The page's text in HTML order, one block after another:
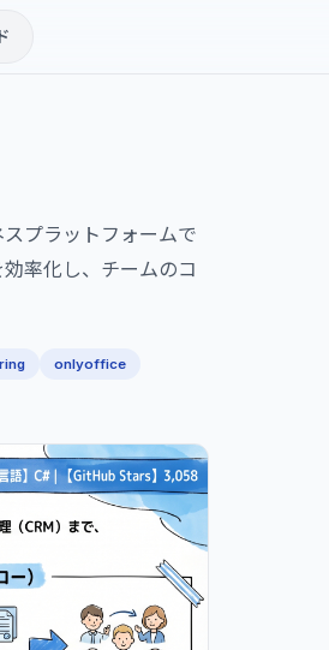
プラットフォームで
率化し、チームのコ
onlyoffice